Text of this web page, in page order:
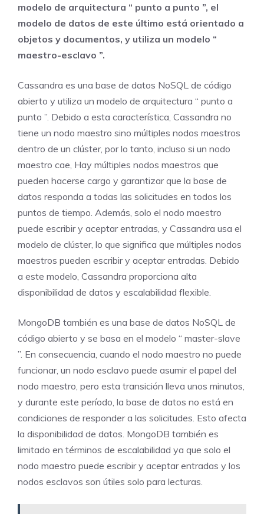
modelo de arquitectura “ punto a punto ”, el
modelo de datos de este último está orientado a
objetos y documentos, y utiliza un modelo “
maestro-esclavo ”.
Cassandra es una base de datos NoSQL de código
abierto y utiliza un modelo de arquitectura “ punto a
punto ”. Debido a esta característica, Cassandra no
tiene un nodo maestro sino múltiples nodos maestros
dentro de un clúster, por lo tanto, incluso si un nodo
maestro cae, Hay múltiples nodos maestros que
pueden hacerse cargo y garantizar que la base de
datos responda a todas las solicitudes en todos los
puntos de tiempo. Además, solo el nodo maestro
puede escribir y aceptar entradas, y Cassandra usa el
modelo de clúster, lo que significa que múltiples nodos
maestros pueden escribir y aceptar entradas. Debido
a este modelo, Cassandra proporciona alta
disponibilidad de datos y escalabilidad flexible.
MongoDB también es una base de datos NoSQL de
código abierto y se basa en el modelo “ master-slave
”. En consecuencia, cuando el nodo maestro no puede
funcionar, un nodo esclavo puede asumir el papel del
nodo maestro, pero esta transición lleva unos minutos,
y durante este período, la base de datos no está en
condiciones de responder a las solicitudes. Esto afecta
la disponibilidad de datos. MongoDB también es
limitado en términos de escalabilidad ya que solo el
nodo maestro puede escribir y aceptar entradas y los
nodos esclavos son útiles solo para lecturas.